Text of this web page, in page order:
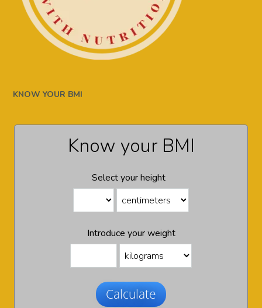
KNOW YOUR BMI
Know your BMI
Select your height
Introduce your weight
Calculate